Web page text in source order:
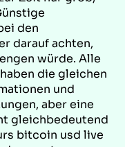
den
darauf achten,
würde. Alle
die gleichen
und
aber eine
gleichbedeutend
bitcoin usd live